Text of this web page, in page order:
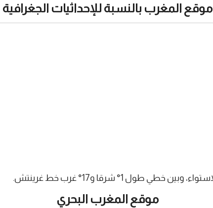
موقع المغرب بالنسبة للإحداثيات الجغرافية
موقع المغرب البحري